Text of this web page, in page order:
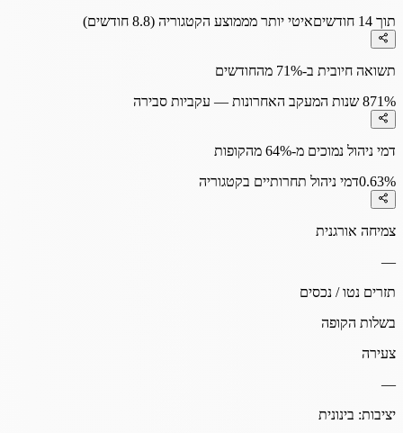
תוך 14 חודשים
איטי יותר מממוצע הקטגוריה (8.8 חודשים)
תשואה חיובית ב-71% מהחודשים
71%8 שנות המעקב האחרונות — עקביות סבירה
דמי ניהול נמוכים מ-64% מהקופות
0.63%דמי ניהול תחרותיים בקטגוריה
צמיחה אורגנית
—
תזרים נטו / נכסים
בשלות הקופה
צעירה
—
יציבות: בינונית